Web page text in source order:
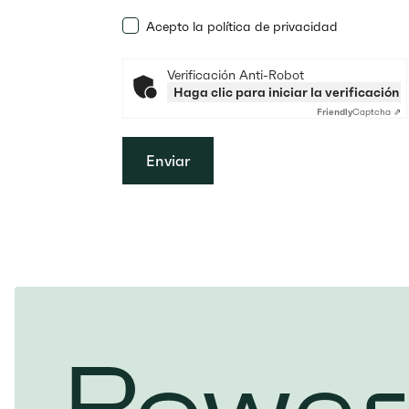
Acepto la política de privacidad
Verificación Anti-Robot
Haga clic para iniciar la verificación
FriendlyCaptcha ⇗
Enviar